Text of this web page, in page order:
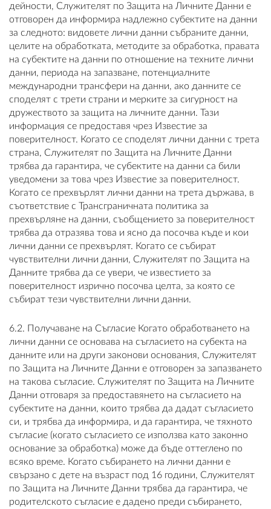
дейности, Служителят по Защита на Личните Данни е
отговорен да информира надлежно субектите на данни
за следното: видовете лични данни събраните данни,
целите на обработката, методите за обработка, правата
на субектите на данни по отношение на техните лични
данни, периода на запазване, потенциалните
международни трансфери на данни, ако данните се
споделят с трети страни и мерките за сигурност на
дружеството за защита на личните данни. Тази
информация се предоставя чрез Известие за
поверителност. Когато се споделят лични данни с трета
страна, Служителят по Защита на Личните Данни
трябва да гарантира, че субектите на данни са били
уведомени за това чрез Известие за поверителност.
Когато се прехвърлят лични данни на трета държава, в
съответствие с Трансграничната политика за
прехвърляне на данни, съобщението за поверителност
трябва да отразява това и ясно да посочва къде и кои
лични данни се прехвърлят. Когато се събират
чувствителни лични данни, Служителят по Защита на
Данните трябва да се увери, че известието за
поверителност изрично посочва целта, за която се
събират тези чувствителни лични данни.
6.2. Получаване на Съгласие Когато обработването на
лични данни се основава на съгласието на субекта на
данните или на други законови основания, Служителят
по Защита на Личните Данни е отговорен за запазването
на такова съгласие. Служителят по Защита на Личните
Данни отговаря за предоставянето на съгласието на
субектите на данни, които трябва да дадат съгласието
си, и трябва да информира, и да гарантира, че тяхното
съгласие (когато съгласието се използва като законно
основание за обработка) може да бъде оттеглено по
всяко време. Когато събирането на лични данни е
свързано с дете на възраст под 16 години, Служителят
по Защита на Личните Данни трябва да гарантира, че
родителското съгласие е дадено преди събирането,